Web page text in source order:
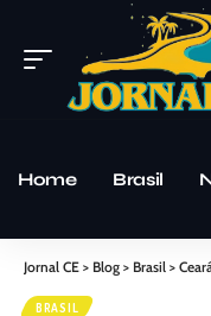
Home Brasil
Jornal CE > Blog > Brasil > Ceará
BRASIL